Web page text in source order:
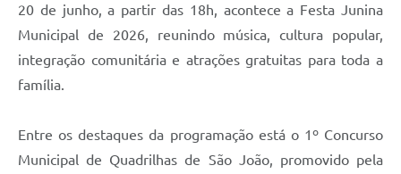
Notícias
Galeria de Vídeos
20 de junho, a partir das 18h, acontece a Festa Junina
Municipal de 2026, reunindo música, cultura popular,
integração comunitária e atrações gratuitas para toda a
família.
Entre os destaques da programação está o 1º Concurso
Municipal de Quadrilhas de São João, promovido pela